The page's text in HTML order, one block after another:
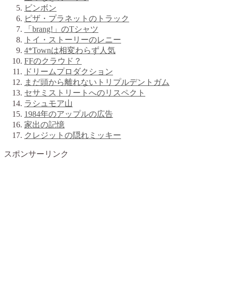
ビンボン
ピザ・プラネットのトラック
「brang!」のTシャツ
トイ・ストーリーのレニー
4*Townは相変わらず人気
FFのクラウド？
ドリームプロダクション
まだ頭から離れないトリプルデントガム
セサミストリートへのリスペクト
ラシュモア山
1984年のアップルの広告
家出の記憶
クレジットの隠れミッキー
スポンサーリンク